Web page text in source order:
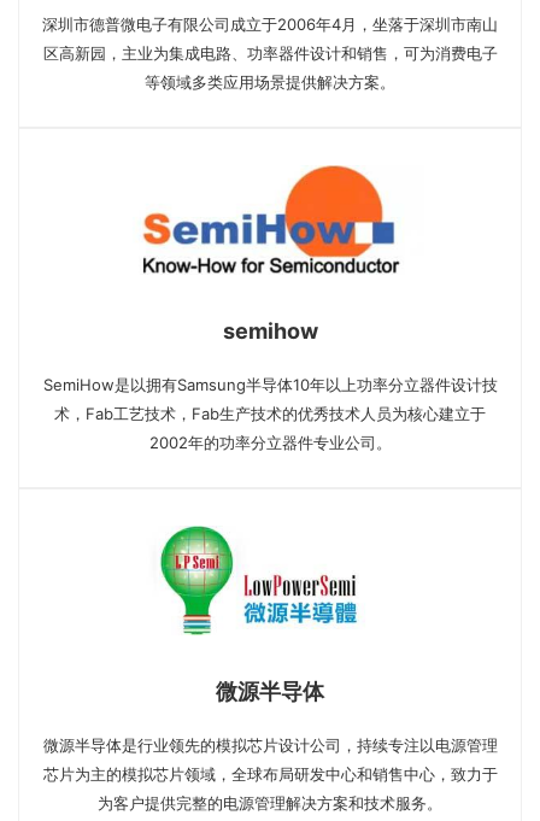
深圳市德普微电子有限公司成立于2006年4月，坐落于深圳市南山
区高新园，主业为集成电路、功率器件设计和销售，可为消费电子
等领域多类应用场景提供解决方案。
semihow
SemiHow是以拥有Samsung半导体10年以上功率分立器件设计技
术，Fab工艺技术，Fab生产技术的优秀技术人员为核心建立于
2002年的功率分立器件专业公司。
微源半导体
微源半导体是行业领先的模拟芯片设计公司，持续专注以电源管理
芯片为主的模拟芯片领域，全球布局研发中心和销售中心，致力于
为客户提供完整的电源管理解决方案和技术服务。